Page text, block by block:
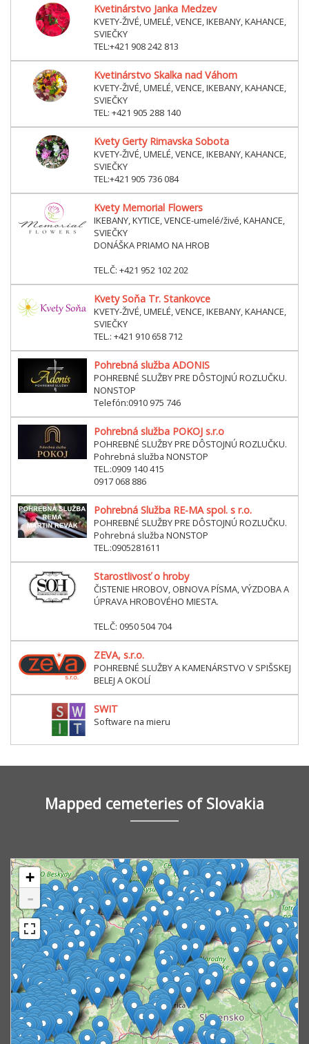
Kvetinárstvo Janka Medzev
KVETY-ŽIVÉ, UMELÉ, VENCE, IKEBANY, KAHANCE,
SVIEČKY
TEL:+421 908 242 813
Kvetinárstvo Skalka nad Váhom
KVETY-ŽIVÉ, UMELÉ, VENCE, IKEBANY, KAHANCE,
SVIEČKY
TEL: +421 905 288 140
Kvety Gerty Rimavska Sobota
KVETY-ŽIVÉ, UMELÉ, VENCE, IKEBANY, KAHANCE,
SVIEČKY
TEL:+421 905 736 084
Kvety Memorial Flowers
IKEBANY, KYTICE, VENCE-umelé/živé, KAHANCE,
SVIEČKY
DONÁŠKA PRIAMO NA HROB
TEL.Č: +421 952 102 202
Kvety Soňa Tr. Stankovce
KVETY-ŽIVÉ, UMELÉ, VENCE, IKEBANY, KAHANCE,
SVIEČKY
TEL.: +421 910 658 712
Pohrebná služba ADONIS
POHREBNÉ SLUŽBY PRE DÔSTOJNÚ ROZLUČKU.
NONSTOP
Telefón:0910 975 746
Pohrebná služba POKOJ s.r.o
POHREBNÉ SLUŽBY PRE DÔSTOJNÚ ROZLUČKU.
Pohrebná služba NONSTOP
TEL.:0909 140 415
0917 068 886
Pohrebná Služba RE-MA spol. s r.o.
POHREBNÉ SLUŽBY PRE DÔSTOJNÚ ROZLUČKU.
Pohrebná služba NONSTOP
TEL.:0905281611
Starostlivosť o hroby
ČISTENIE HROBOV, OBNOVA PÍSMA, VÝZDOBA A
ÚPRAVA HROBOVÉHO MIESTA.
TEL.Č: 0950 504 704
ZEVA, s.r.o.
POHREBNÉ SLUŽBY A KAMENÁRSTVO V SPIŠSKEJ
BELEJ A OKOLÍ
SWIT
Software na mieru
Mapped cemeteries of Slovakia
+
-